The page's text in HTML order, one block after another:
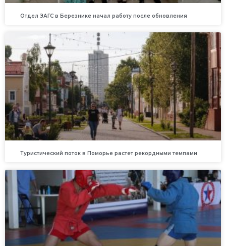
Отдел ЗАГС в Березнике начал работу после обновления
Туристический поток в Поморье растет рекордными темпами